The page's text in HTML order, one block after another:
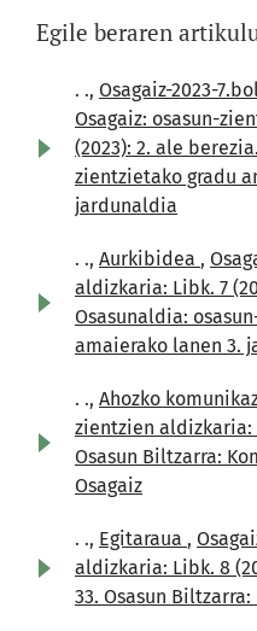
Egile beraren
. ., Osagaiz-2023-
Osagaiz: osasun-
(2023): 2. ale
zientzietako gradu
jardunaldia
. ., Aurkibidea ,
aldizkaria: Libk. 7
Osasunaldia:
amaierako lanen 3.
. ., Ahozko
zientzien aldizkaria:
Osasun Biltzarra:
Osagaiz
. ., Egitaraua ,
aldizkaria: Libk. 8
33. Osasun